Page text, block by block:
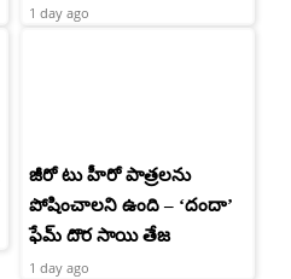
1 day ago
జీరో టు హీరో పాత్రలను
పోషించాలని ఉంది – ‘దందా’
ఫేమ్ దొర సాయి తేజ
1 day ago